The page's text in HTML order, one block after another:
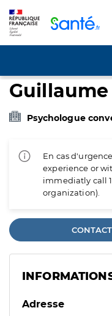
Guillaume
Psychologue
En cas
experience or
immediatly call
organization).
Adresse